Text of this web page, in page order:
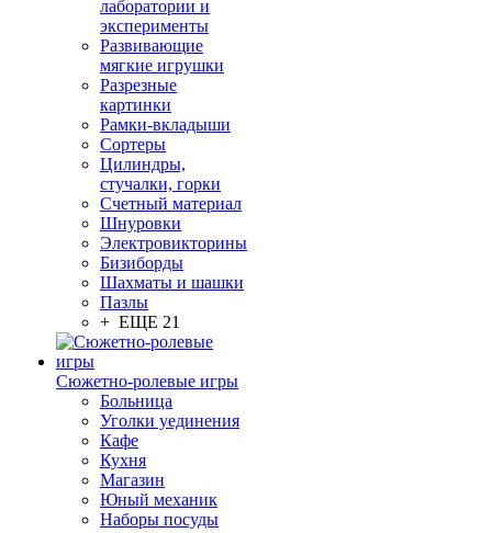
лаборатории и
эксперименты
Развивающие
мягкие игрушки
Разрезные
картинки
Рамки-вкладыши
Сортеры
Цилиндры,
стучалки, горки
Счетный материал
Шнуровки
Электровикторины
Бизиборды
Шахматы и шашки
Пазлы
+ ЕЩЕ 21
Сюжетно-ролевые игры
Больница
Уголки уединения
Кафе
Кухня
Магазин
Юный механик
Наборы посуды